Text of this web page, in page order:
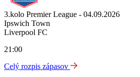
3.kolo Premier League - 04.09.2026
Ipswich Town
Liverpool FC
21:00
Celý rozpis zápasov